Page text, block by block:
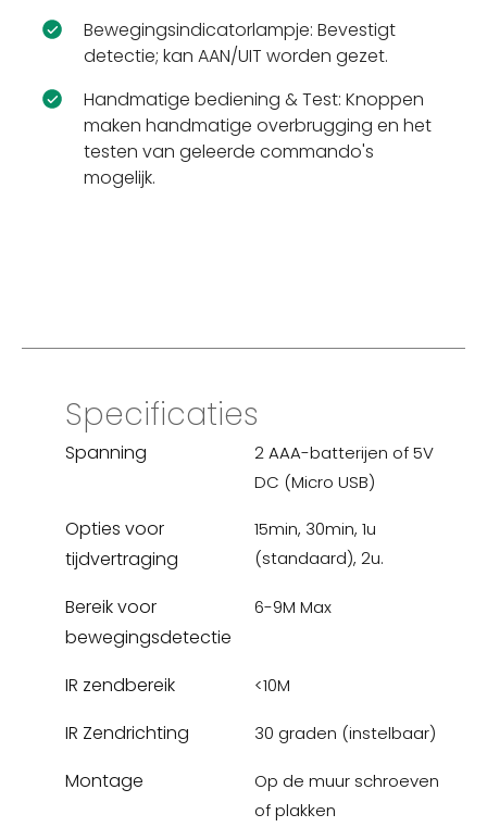
Bewegingsindicatorlampje: Bevestigt
detectie; kan AAN/UIT worden gezet.
Handmatige bediening & Test: Knoppen
maken handmatige overbrugging en het
testen van geleerde commando's
mogelijk.
Specificaties
Spanning
2 AAA-batterijen of 5V
DC (Micro USB)
Opties voor
tijdvertraging
15min, 30min, 1u
(standaard), 2u.
Bereik voor
bewegingsdetectie
6-9M Max
IR zendbereik <10M
IR Zendrichting 30 graden (instelbaar)
Montage
Op de muur schroeven
of plakken